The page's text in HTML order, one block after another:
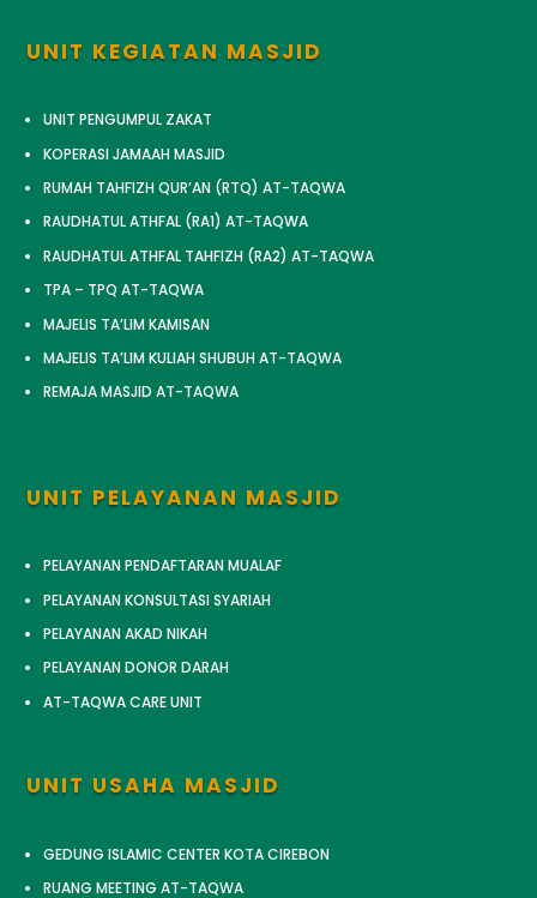
UNIT KEGIATAN MASJID
UNIT PENGUMPUL ZAKAT
KOPERASI JAMAAH MASJID
RUMAH TAHFIZH QUR’AN (RTQ) AT-TAQWA
RAUDHATUL ATHFAL (RA1) AT-TAQWA
RAUDHATUL ATHFAL TAHFIZH (RA2) AT-TAQWA
TPA – TPQ AT-TAQWA
MAJELIS TA’LIM KAMISAN
MAJELIS TA’LIM KULIAH SHUBUH AT-TAQWA
REMAJA MASJID AT-TAQWA
UNIT PELAYANAN MASJID
PELAYANAN PENDAFTARAN MUALAF
PELAYANAN KONSULTASI SYARIAH
PELAYANAN AKAD NIKAH
PELAYANAN DONOR DARAH
AT-TAQWA CARE UNIT
UNIT USAHA MASJID
GEDUNG ISLAMIC CENTER KOTA CIREBON
RUANG MEETING AT-TAQWA